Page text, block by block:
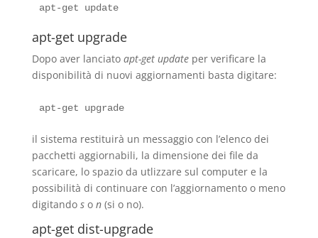
apt-get update
apt-get upgrade
Dopo aver lanciato apt-get updateper verificare la
disponibilità di nuovi aggiornamenti basta digitare:
apt-get upgrade
il sistema restituirà un messaggio con l’elenco dei
pacchetti aggiornabili, la dimensione dei file da
scaricare, lo spazio da utlizzare sul computer e la
possibilità di continuare con l’aggiornamento o meno
digitando so n(si o no).
apt-get dist-upgrade